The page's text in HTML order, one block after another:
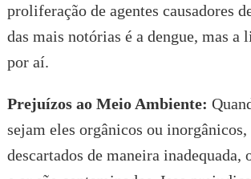
proliferação de agentes causadores
das mais notórias é a dengue, mas a
por aí.
Prejuízos ao Meio Ambiente:
sejam eles orgânicos ou inorgânicos,
descartados de maneira inadequada,